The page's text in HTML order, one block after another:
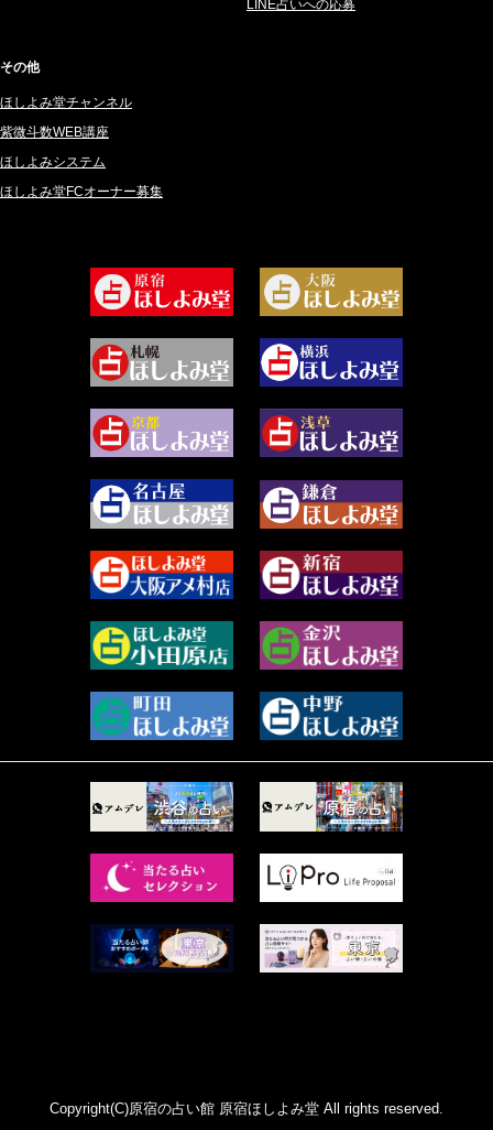
桜望巴千 (270)
綺咲みゆき (22)
比呂 酒井 (59)
ロザリン (157)
坂宮 鈴果 (82)
尾羽奈美海 (95)
藻那ムール (2)
白丸モカ (180)
水浅葱 旬時 (150)
阿佐霧 峰麿 (37)
源 彩乃 (65)
美月マーシャ (213)
芽百マミム (741)
真巳華 - Mamika - (269)
プラタ 真寿 (166)
紅月Luru (5)
ルーカス伽豆海 (1111)
木杉泉風 (116)
桐野有民 (31)
月夜巳キメラ (4)
菊地柚姫 (78)
レイモンド翔 (46)
2024年12月 (57)
2024年11月 (38)
2024年10月 (36)
2024年9月 (39)
2024年8月 (45)
2024年5月 (92)
2024年3月 (49)
2024年2月 (40)
2024年1月 (63)
2023年12月 (86)
2023年11月 (67)
2023年10月 (36)
2023年9月 (37)
2023年8月 (46)
2023年7月 (59)
2023年6月 (73)
2023年5月 (67)
2023年4月 (73)
2023年2月 (99)
2022年12月 (72)
2022年11月 (72)
2022年9月 (85)
2022年4月 (81)
LINE占いへの応募
その他
ほしよみ堂チャンネル
紫微斗数WEB講座
ほしよみシステム
ほしよみ堂FCオーナー募集
Copyright(C)原宿の占い館 原宿ほしよみ堂 All rights reserved.